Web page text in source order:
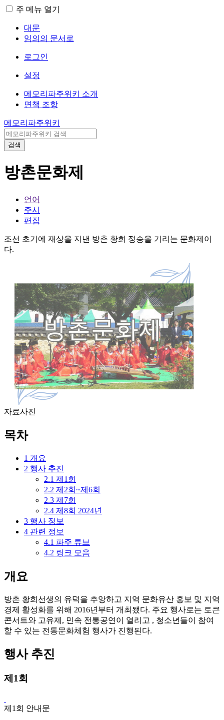
주 메뉴 열기
대문
임의의 문서로
로그인
설정
메모리파주위키 소개
면책 조항
메모리파주위키
검색
방촌문화제
언어
주시
편집
조선 초기에 재상을 지낸 방촌 황희 정승을 기리는 문화제이
다.
자료사진
목차
1 개요
2 행사 추진
2.1 제1회
2.2 제2회~제6회
2.3 제7회
2.4 제8회 2024년
3 행사 정보
4 관련 정보
4.1 파주 튜브
4.2 링크 모음
개요
방촌 황희선생의 유덕을 추앙하고 지역 문화유산 홍보 및 지역
경제 활성화를 위해 2016년부터 개최됐다. 주요 행사로는 토큰
콘서트와 고유제, 민속 전통공연이 열리고 , 청소년들이 참여
할 수 있는 전통문화체험 행사가 진행된다.
행사 추진
제1회
제1회 안내문